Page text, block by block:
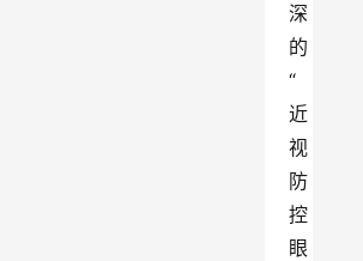
深
的
“
近
视
防
控
眼